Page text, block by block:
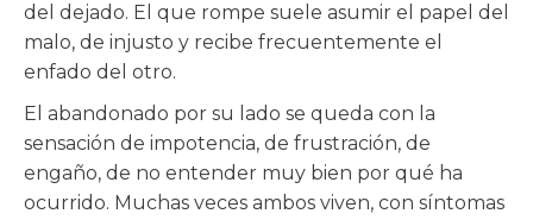
del dejado. El que rompe suele asumir el papel del
malo, de injusto y recibe frecuentemente el
enfado del otro.
El abandonado por su lado se queda con la
sensación de impotencia, de frustración, de
engaño, de no entender muy bien por qué ha
ocurrido. Muchas veces ambos viven, con síntomas